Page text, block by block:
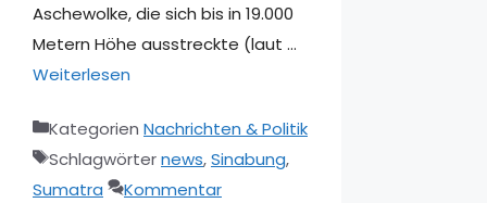
Aschewolke, die sich bis in 19.000
Metern Höhe ausstreckte (laut …
Weiterlesen
Kategorien Nachrichten & Politik
Schlagwörternews,Sinabung,
Sumatra
Kommentar